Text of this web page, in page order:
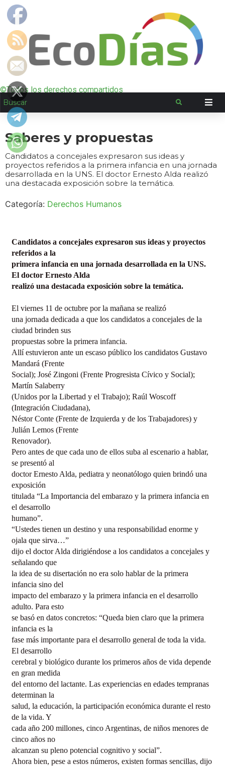
©Todos los derechos compartidos
Saberes y propuestas
Candidatos a concejales expresaron sus ideas y
proyectos referidos a la primera infancia en una jornada
desarrollada en la UNS. El doctor Ernesto Alda realizó
una destacada exposición sobre la temática.
Categoría: Derechos Humanos
Candidatos a concejales expresaron sus ideas y proyectos
referidos a la
primera infancia en una jornada desarrollada en la UNS.
El doctor Ernesto Alda
realizó una destacada exposición sobre la temática.
El viernes 11 de octubre por la mañana se realizó
una jornada dedicada a que los candidatos a concejales de la
ciudad brinden sus
propuestas sobre la primera infancia.
Allí estuvieron ante un escaso público los candidatos Gustavo
Mandará (Frente
Social); José Zingoni (Frente Progresista Cívico y Social);
Martín Salaberry
(Unidos por la Libertad y el Trabajo); Raúl Woscoff
(Integración Ciudadana),
Néstor Conte (Frente de Izquierda y de los Trabajadores) y
Julián Lemos (Frente
Renovador).
Pero antes de que cada uno de ellos suba al escenario a hablar,
se presentó al
doctor Ernesto Alda, pediatra y neonatólogo quien brindó una
exposición
titulada “La Importancia del embarazo y la primera infancia en
el desarrollo
humano”.
“Ustedes tienen un destino y una responsabilidad enorme y
ojala que sirva…”
dijo el doctor Alda dirigiéndose a los candidatos a concejales y
señalando que
la idea de su disertación no era solo hablar de la primera
infancia sino del
impacto del embarazo y la primera infancia en el desarrollo
adulto. Para esto
se basó en datos concretos: “Queda bien claro que la primera
infancia es la
fase más importante para el desarrollo general de toda la vida.
El desarrollo
cerebral y biológico durante los primeros años de vida depende
en gran medida
del entorno del lactante. Las experiencias en edades tempranas
determinan la
salud, la educación, la participación económica durante el resto
de la vida. Y
cada año 200 millones, cinco Argentinas, de niños menores de
cinco años no
alcanzan su pleno potencial cognitivo y social”.
Ahora bien, pese a estos números, existen formas sencillas, dijo